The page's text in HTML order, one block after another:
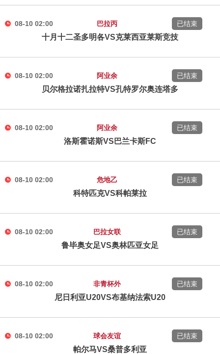
08-10 02:00 巴拉丙
十月十二圣多明各VS克莱西亚莱斯竞技
已结束
08-10 02:00 阿业余
贝尔格拉诺扎拉特VS孔特罗尔奥连塔多
已结束
08-10 02:00 阿业余
洛斯霍诺斯VS巴兰卡斯FC
已结束
08-10 02:00 危地乙
科特匹克VS科帕莱拉
已结束
08-10 02:00 巴拉女联
鲁毕奥女足VS奥林匹亚女足
已结束
08-10 02:00 非青杯外
尼日利亚U20VS布基纳法索U20
已结束
08-10 02:00 球会友谊
帕尔马VS桑普多利亚
已结束